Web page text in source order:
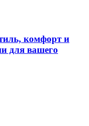
комфорт и
для вашего